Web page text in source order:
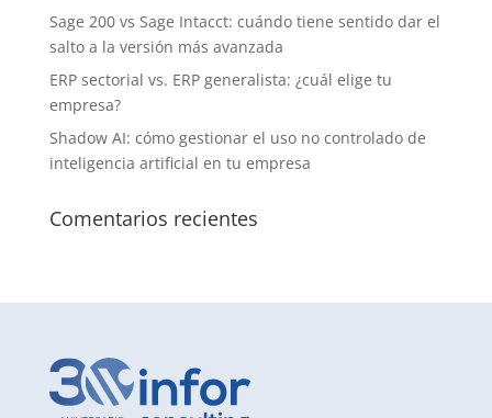
Sage 200 vs Sage Intacct: cuándo tiene sentido dar el
salto a la versión más avanzada
ERP sectorial vs. ERP generalista: ¿cuál elige tu
empresa?
Shadow AI: cómo gestionar el uso no controlado de
inteligencia artificial en tu empresa
Comentarios recientes